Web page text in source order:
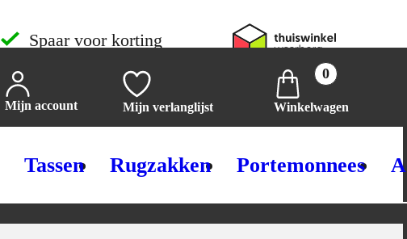
Spaar voor korting
Tassen Rugzakken Portemonnees
Mijn account
0
Winkelwagen
Mijn verlanglijst